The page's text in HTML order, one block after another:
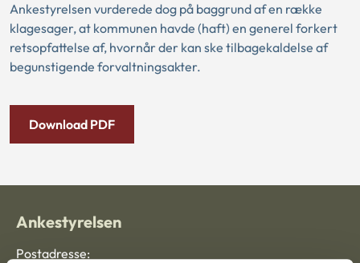
Ankestyrelsen vurderede dog på baggrund af en række
klagesager, at kommunen havde (haft) en generel forkert
retsopfattelse af, hvornår der kan ske tilbagekaldelse af
begunstigende forvaltningsakter.
Download PDF
Ankestyrelsen
Postadresse: